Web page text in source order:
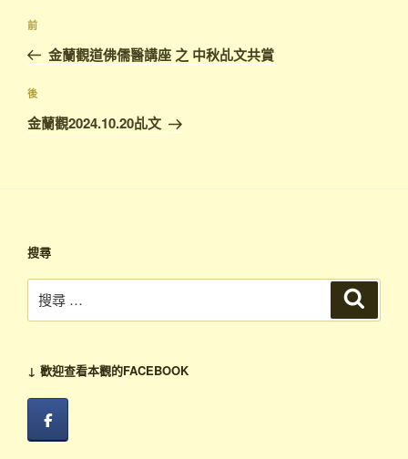
文
導
覽
上
一
篇
文
章
前
金蘭觀道佛儒醫講座 之 中秋乩文共賞
下
篇
文
後
金蘭觀2024.10.20乩文
搜尋
尋：
↓ 歡迎查看本觀的FACEBOOK